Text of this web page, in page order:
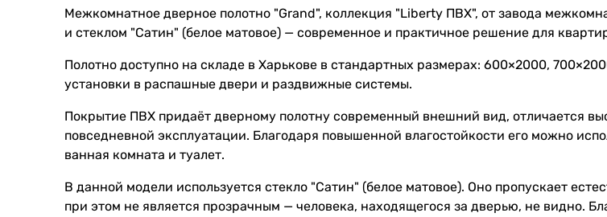
Межкомнатное дверное полотно "Grand", коллекция "Liberty ПВХ", от завода
и стеклом "Сатин" (белое матовое) — современное и практичное решение для
Полотно доступно на складе в Харькове в стандартных размерах: 600×2000,
установки в распашные двери и раздвижные системы.
Покрытие ПВХ придаёт дверному полотну современный внешний вид, отличается
повседневной эксплуатации. Благодаря повышенной влагостойкости его можно
ванная комната и туалет.
В данной модели используется стекло "Сатин" (белое матовое). Оно пропускает
при этом не является прозрачным — человека, находящегося за дверью, не видно.